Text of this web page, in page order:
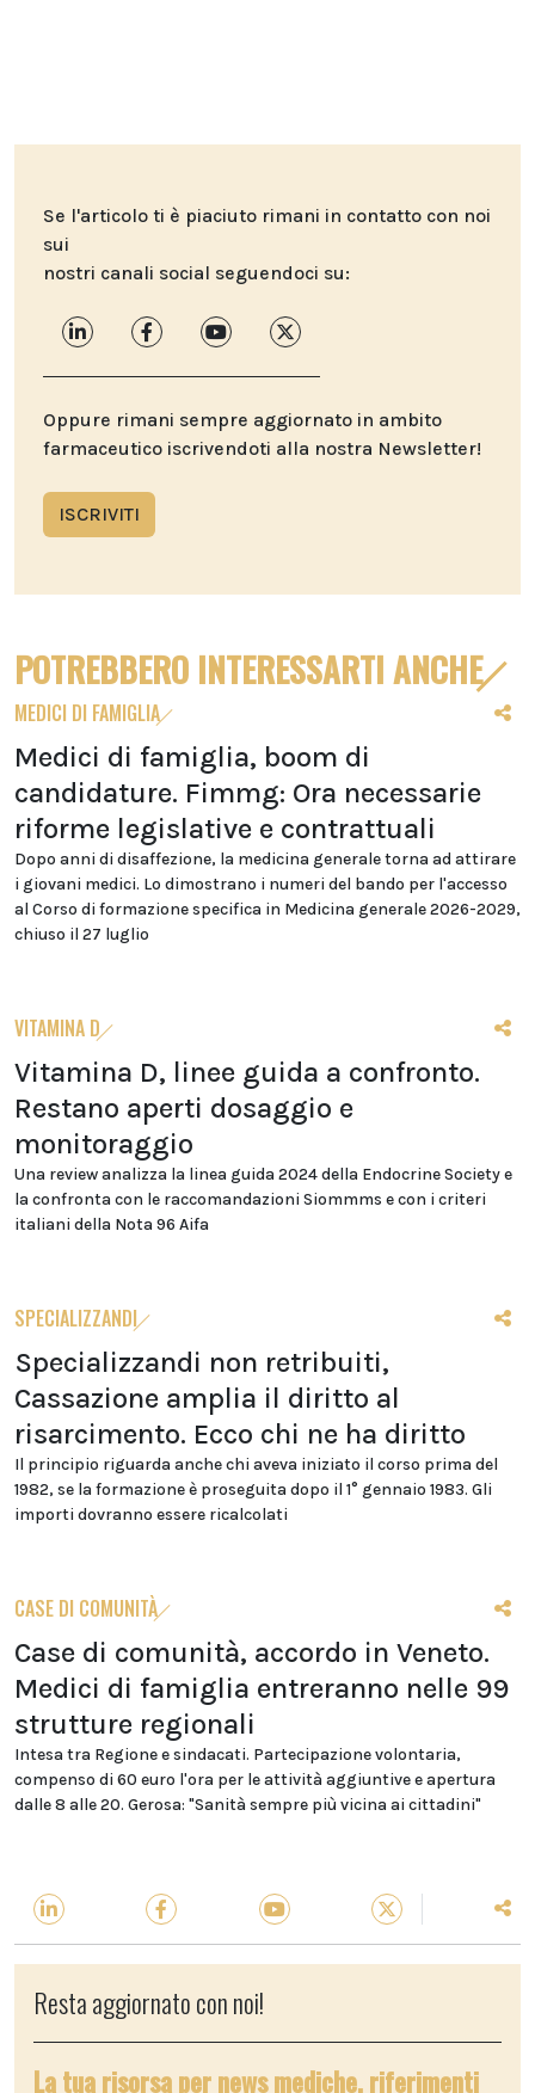
Se l'articolo ti è piaciuto rimani in contatto con noi
sui
nostri canali social seguendoci su:
Oppure rimani sempre aggiornato in ambito
farmaceutico iscrivendoti alla nostra Newsletter!
ISCRIVITI
POTREBBERO INTERESSARTI ANCHE
MEDICI DI FAMIGLIA
Medici di famiglia, boom di
candidature. Fimmg: Ora necessarie
riforme legislative e contrattuali
Dopo anni di disaffezione, la medicina generale torna ad attirare
i giovani medici. Lo dimostrano i numeri del bando per l'accesso
al Corso di formazione specifica in Medicina generale 2026-2029,
chiuso il 27 luglio
VITAMINA D
Vitamina D, linee guida a confronto.
Restano aperti dosaggio e
monitoraggio
Una review analizza la linea guida 2024 della Endocrine Society e
la confronta con le raccomandazioni Siommms e con i criteri
italiani della Nota 96 Aifa
SPECIALIZZANDI
Specializzandi non retribuiti,
Cassazione amplia il diritto al
risarcimento. Ecco chi ne ha diritto
Il principio riguarda anche chi aveva iniziato il corso prima del
1982, se la formazione è proseguita dopo il 1° gennaio 1983. Gli
importi dovranno essere ricalcolati
CASE DI COMUNITÀ
Case di comunità, accordo in Veneto.
Medici di famiglia entreranno nelle 99
strutture regionali
Intesa tra Regione e sindacati. Partecipazione volontaria,
compenso di 60 euro l'ora per le attività aggiuntive e apertura
dalle 8 alle 20. Gerosa: "Sanità sempre più vicina ai cittadini"
Resta aggiornato con noi!
La tua risorsa per news mediche, riferimenti